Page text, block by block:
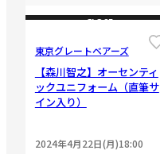
CLOSE
東京グレートベアーズ
【森川智之】オーセンティ
ックユニフォーム（直筆サ
イン入り）
2024年4月22日(月)18:00